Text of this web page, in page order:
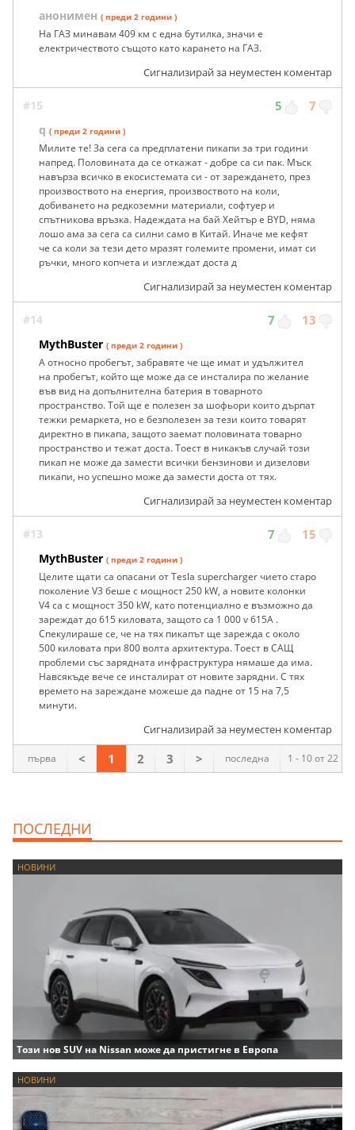
анонимен ( преди 2 години )
На ГАЗ минавам 409 км с една бутилка, значи е
електричеството същото като карането на ГАЗ.
Сигнализирай за неуместен коментар
#15 5 7
q ( преди 2 години )
Милите те! За сега са предплатени пикапи за три години
напред. Половината да се откажат - добре са си пак. Мъск
навърза всичко в екосистемата си - от зареждането, през
произвоството на енергия, произвоството на коли,
добиването на редкоземни материали, софтуер и
спътникова връзка. Надеждата на бай Хейтър е BYD, няма
лошо ама за сега са силни само в Китай. Иначе ме кефят
че са коли за тези дето мразят големите промени, имат си
ръчки, много копчета и изглеждат доста д
Сигнализирай за неуместен коментар
#14 7 13
MythBuster ( преди 2 години )
А относно пробегът, забравяте че ще имат и удължител
на пробегът, който ще може да се инсталира по желание
във вид на допълнителна батерия в товарното
пространство. Той ще е полезен за шофьори които дърпат
тежки ремаркета, но е безполезен за тези които товарят
директно в пикапа, защото заемат половината товарно
пространство и тежат доста. Тоест в никакъв случай този
пикап не може да замести всички бензинови и дизелови
пикапи, но успешно може да замести доста от тях.
Сигнализирай за неуместен коментар
#13 7 15
MythBuster ( преди 2 години )
Целите щати са опасани от Tesla supercharger чието старо
поколение V3 беше с мощност 250 kW, а новите колонки
V4 са с мощност 350 kW, като потенциално е възможно да
зареждат до 615 киловата, защото са 1 000 v 615А .
Спекулираше се, че на тях пикапът ще зарежда с около
500 киловата при 800 волта архитектура. Тоест в САЩ
проблеми със зарядната инфраструктура нямаше да има.
Навсякъде вече се инсталират от новите зарядни. С тях
времето на зареждане можеше да падне от 15 на 7,5
минути.
Сигнализирай за неуместен коментар
1 - 10 от 22
първа < 1 2 3 > последна
ПОСЛЕДНИ
НОВИНИ
Този нов SUV на Nissan може да пристигне в Европа
НОВИНИ